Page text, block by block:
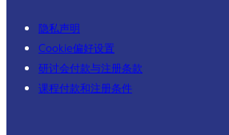
隐私声明
Cookie偏好设置
研讨会付款与注册条款
课程付款和注册条件